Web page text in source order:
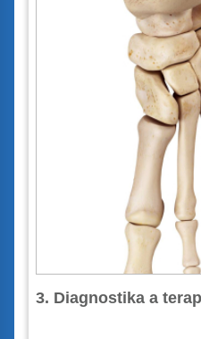
3. Diagnostika a